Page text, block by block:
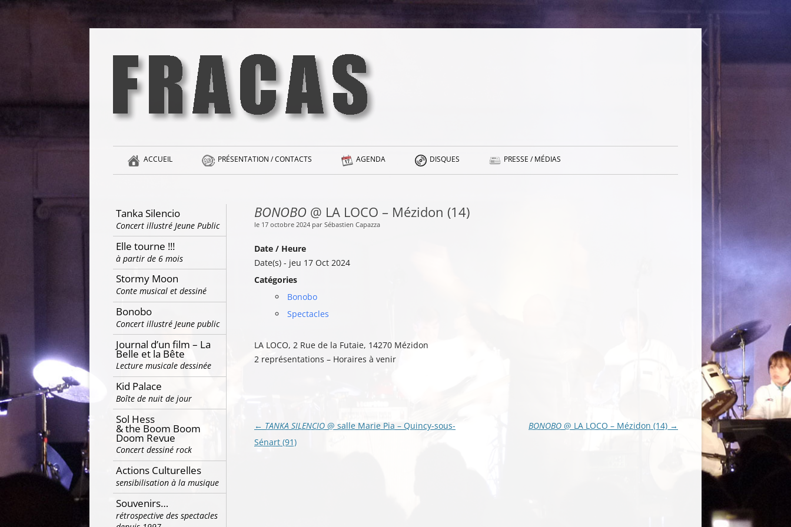
Aller
Fracas
ACCUEIL PRÉSENTATION / CONTACTS AGENDA DISQUES PRESSE / MÉDIAS
BONOBO @ LA LOCO – Mézidon (14)
le 17 octobre 2024 par Sébastien Capazza
Date / Heure
Date(s) - jeu 17 Oct 2024
Catégories
Bonobo
Spectacles
LA LOCO, 2 Rue de la Futaie, 14270 Mézidon
2 représentations – Horaires à venir
Navigation
des
← TANKA SILENCIO @ salle Marie Pia – Quincy-sous-
Sénart (91)
BONOBO @ LA LOCO – Mézidon (14) →
Tanka Silencio
Concert illustré Jeune Public
Elle tourne !!!
à partir de 6 mois
Stormy Moon
Conte musical et dessiné
Bonobo
Concert illustré Jeune public
Journal d’un film – La
Belle et la Bête
Lecture musicale dessinée
Kid Palace
Boîte de nuit de jour
Sol Hess
& the Boom Boom
Doom Revue
Concert dessiné rock
Actions Culturelles
sensibilisation à la musique
Souvenirs…
rétrospective des spectacles